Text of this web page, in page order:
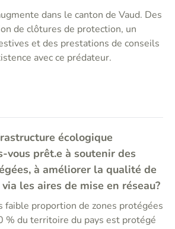
dans le canton de Vaud. Des
de clôtures de protection, un
et des prestations de conseils
avec ce prédateur.
écologique
prêt.e à soutenir des
à améliorer la qualité de
les aires de mise en réseau?
faible proportion de zones protégées
% du territoire du pays est protégé